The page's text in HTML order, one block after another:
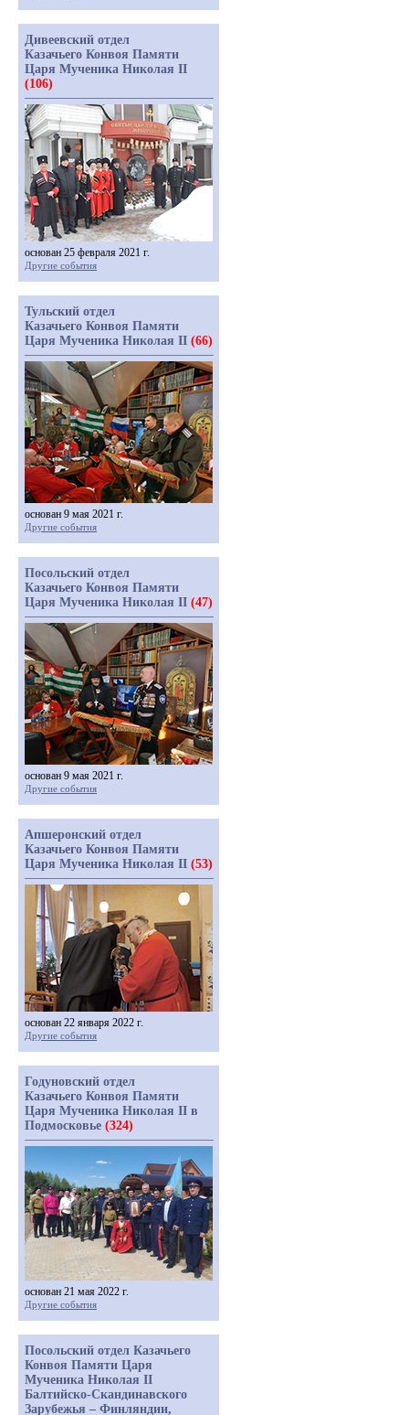
Дивеевский отдел
Казачьего Конвоя Памяти
Царя Мученика Николая II
(106)
основан 25 февраля 2021 г.
Другие события
Тульский отдел
Казачьего Конвоя Памяти
Царя Мученика Николая II (66)
основан 9 мая 2021 г.
Другие события
Посольский отдел
Казачьего Конвоя Памяти
Царя Мученика Николая II (47)
основан 9 мая 2021 г.
Другие события
Апшеронский отдел
Казачьего Конвоя Памяти
Царя Мученика Николая II (53)
основан 22 января 2022 г.
Другие события
Годуновский отдел
Казачьего Конвоя Памяти
Царя Мученика Николая II в
Подмосковье (324)
основан 21 мая 2022 г.
Другие события
Посольский отдел Казачьего
Конвоя Памяти Царя
Мученика Николая II
Балтийско-Скандинавского
Зарубежья – Финляндии,